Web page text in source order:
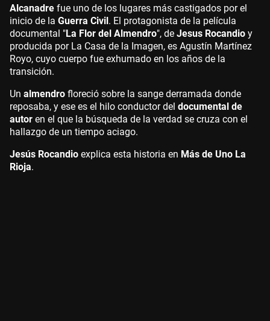
Alcanadre fue uno de los lugares más castigados por el
inicio de la Guerra Civil. El protagonista de la película
documental "La Flor del Almendro", de Jesus Rocandio y
producida por La Casa de la Imagen, es Agustín Martínez
Royo, cuyo cuerpo fue exhumado en los años de la
transición.
Un almendro floreció sobre la sange derramada donde
reposaba, y ese es el hilo conductor del documental de
autor en el que la búsqueda de la verdad se cruza con el
hallazgo de un tiempo aciago.
Jesús Rocandio explica esta historia en Más de Uno La
Rioja.